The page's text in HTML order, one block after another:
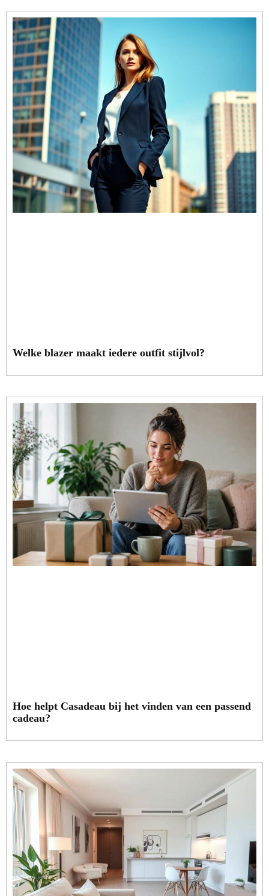
Welke blazer maakt iedere outfit stijlvol?
Hoe helpt Casadeau bij het vinden van een passend
cadeau?